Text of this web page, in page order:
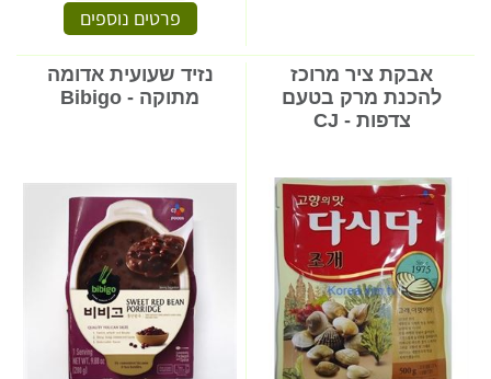
פרטים נוספים
אבקת ציר מרוכז
להכנת מרק בטעם
צדפות - CJ
נזיד שעועית אדומה
מתוקה - Bibigo